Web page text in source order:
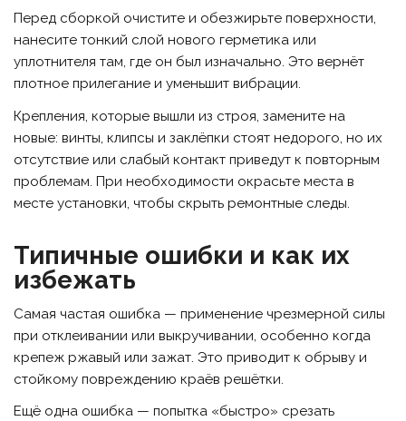
Перед сборкой очистите и обезжирьте поверхности,
нанесите тонкий слой нового герметика или
уплотнителя там, где он был изначально. Это вернёт
плотное прилегание и уменьшит вибрации.
Крепления, которые вышли из строя, замените на
новые: винты, клипсы и заклёпки стоят недорого, но их
отсутствие или слабый контакт приведут к повторным
проблемам. При необходимости окрасьте места в
месте установки, чтобы скрыть ремонтные следы.
Типичные ошибки и как их
избежать
Самая частая ошибка — применение чрезмерной силы
при отклеивании или выкручивании, особенно когда
крепеж ржавый или зажат. Это приводит к обрыву и
стойкому повреждению краёв решётки.
Ещё одна ошибка — попытка «быстро» срезать